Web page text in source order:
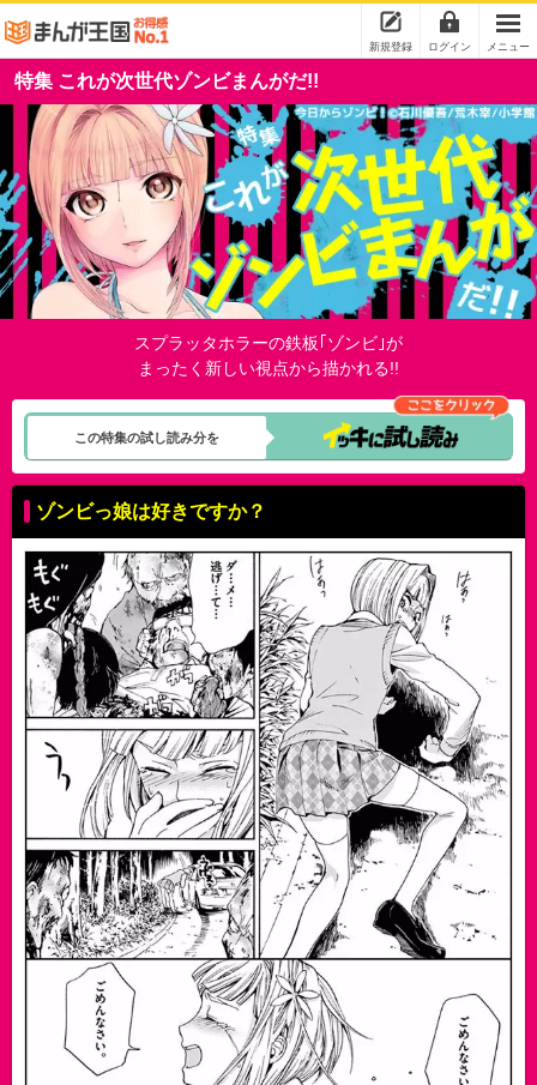
新規登録 ログイン メニュー
特集 これが次世代ゾンビまんがだ!!
スプラッタホラーの鉄板｢ゾンビ｣が
まったく新しい視点から描かれる!!
この特集の試し読み分を
ゾンビっ娘は好きですか？